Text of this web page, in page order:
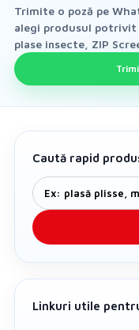
Trimite o poză pe
alegi produsul potrivit
plase insecte, ZIP
Caută rapid
Linkuri utile